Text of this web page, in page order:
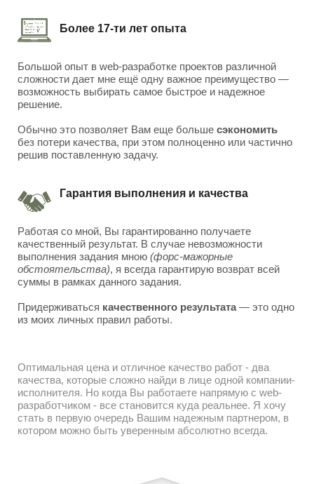
Более 17-ти лет опыта
Большой опыт в web-разработке проектов различной
сложности дает мне ещё одну важное преимущество —
возможность выбирать самое быстрое и надежное
решение.
Обычно это позволяет Вам еще больше сэкономить
без потери качества, при этом полноценно или частично
решив поставленную задачу.
Гарантия выполнения и качества
Работая со мной, Вы гарантированно получаете
качественный результат. В случае невозможности
выполнения задания мною (форс-мажорные
обстоятельства), я всегда гарантирую возврат всей
суммы в рамках данного задания.
Придерживаться качественного результата— это одно
из моих личных правил работы.
Оптимальная цена и отличное качество работ - два
качества, которые сложно найди в лице одной компании-
исполнителя. Но когда Вы работаете напрямую с web-
разработчиком - все становится куда реальнее. Я хочу
стать в первую очередь Вашим надежным партнером, в
котором можно быть уверенным абсолютно всегда.